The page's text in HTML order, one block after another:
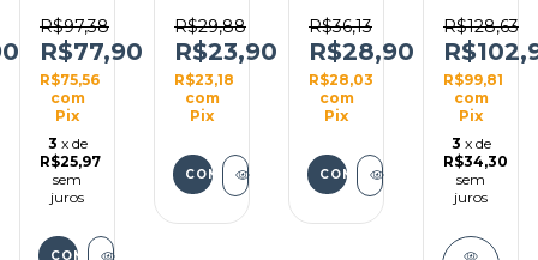
P/
ESTERILIZACAO
FLEXPELL
15CM
X
100M
R$97,38
R$77,90
R$75,56
com
Pix
3 x de
R$25,97
sem
juros
ALICATE
AUTOCLAVE
9CM X
23CM
COM
100UN
R$29,88
R$23,90
R$23,18
com
Pix
P/
ESTERILIZACAO
FLEXPELL
5CM X
100M
R$36,13
R$28,90
R$28,03
com
Pix
P/
FLEXPELL
20CM
X
100M
R$128,63
R$99,81
com
Pix
3 x de
R$34,30
sem
juros